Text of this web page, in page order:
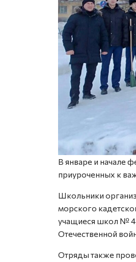
В январе и начале
приуроченных к
Школьники
морского
учащиеся школ №
Отечественной
Отряды также